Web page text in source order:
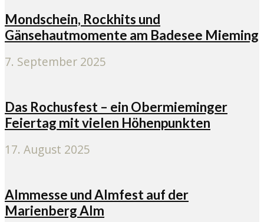
Mondschein, Rockhits und
Gänsehautmomente am Badesee Mieming
7. September 2025
Das Rochusfest – ein Obermieminger
Feiertag mit vielen Höhenpunkten
17. August 2025
Almmesse und Almfest auf der
Marienberg Alm